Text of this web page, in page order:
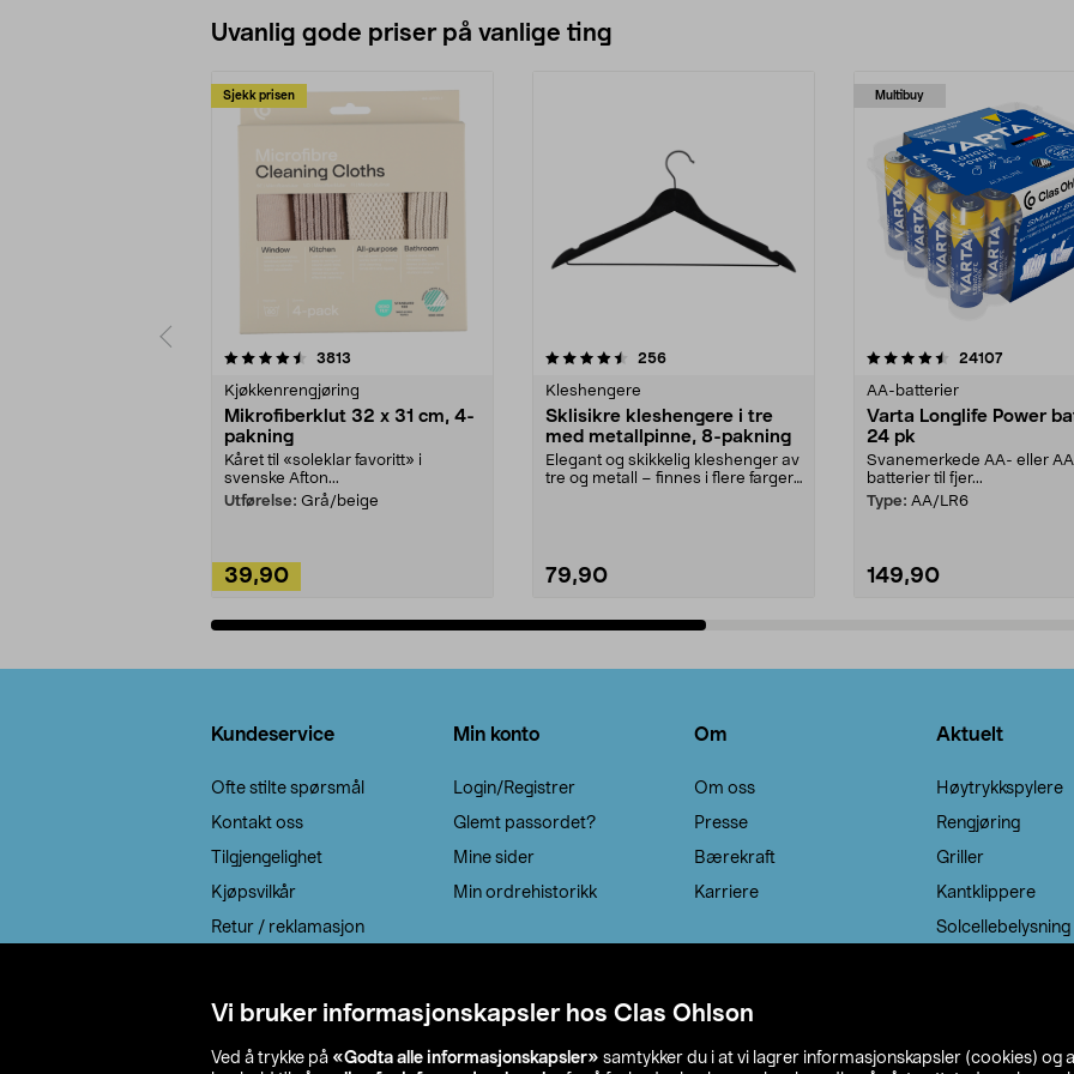
Vi bruker informasjonskapsler hos Clas Ohlson
Ved å trykke på «Godta alle informasjonskapsler» samtykker du i at vi lagrer informasjonskapsler (cookies) og
Uvanlig gode priser på vanlige ting
Sjekk prisen
3813
Kjøkkenrengjøring
Mikrofiberklut 32 x 31 cm, 4-
pakning
Kåret til «soleklar favoritt» i
svenske Afton...
Utførelse: Grå/beige
39,90
4.5av 5 stjerner 256anmeldelser
Kleshengere
Sklisikre kleshengere i tre
med metallpinne, 8-pakning
Elegant og skikkelig kleshenger av
tre og metall – finnes i flere farger.
79,90
Multibuy
4.5av 5 stjerner 24107
AA-batterier
Varta Longlife Power
24 pk
Svanemerkede AA- eller
batterier til fjer...
Type: AA/LR6
149,90
4.5av 5 stjerner
Kundeservice
Ofte stilte spørsmål
Kontakt oss
Tilgjengelighet
Kjøpsvilkår
Retur / reklamasjon
Min konto
Login/Registrer
Glemt passordet?
Mine sider
Min ordrehistorikk
Om
Om oss
Presse
Bærekraft
Karriere
Aktuelt
Høytrykkspylere
Rengjøring
Griller
Kantklippere
Solcellebelysning